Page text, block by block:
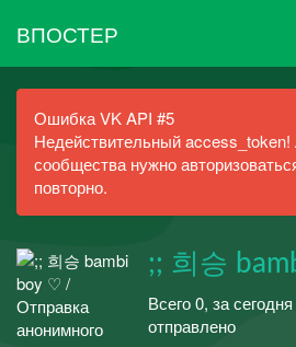
ВПОСТЕР
Ошибка VK API #5
Недействительный
сообщества нужно
повторно.
;; 희승
Всего 0, за
отправлено